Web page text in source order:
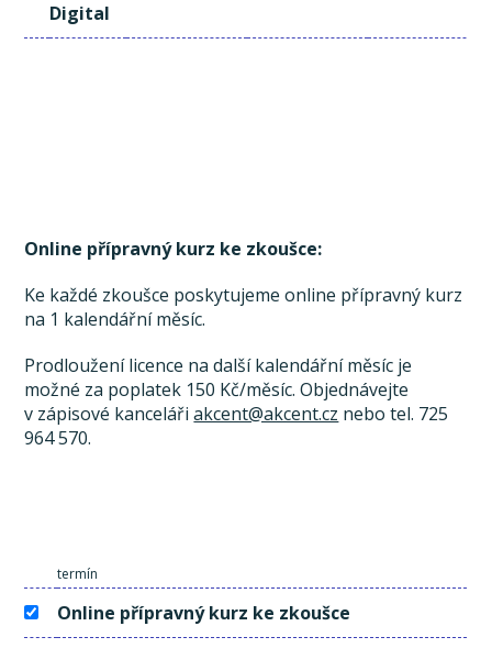
Digital
Online přípravný kurz ke zkoušce:
Ke každé zkoušce poskytujeme online přípravný kurz
na 1 kalendářní měsíc.
Prodloužení licence na další kalendářní měsíc je
možné za poplatek 150 Kč/měsíc. Objednávejte
v zápisové kancelářiakcent@akcent.cz nebo tel. 725
964 570.
termín
Online přípravný kurz ke zkoušce